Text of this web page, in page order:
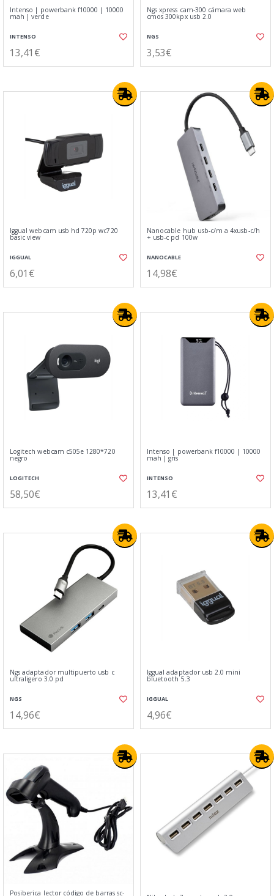
Intenso | powerbank f10000 | 10000
mah | verde
INTENSO
13,41€
Ngs xpress cam-300 cámara web
cmos 300kpx usb 2.0
NGS
3,53€
Iggual webcam usb hd 720p wc720
basic view
IGGUAL
6,01€
Nanocable hub usb-c/m a 4xusb-c/h
+ usb-c pd 100w
NANOCABLE
14,98€
Logitech webcam c505e 1280*720
negro
LOGITECH
58,50€
Intenso | powerbank f10000 | 10000
mah | gris
INTENSO
13,41€
Ngs adaptador multipuerto usb c
ultraligero 3.0 pd
NGS
14,96€
Iggual adaptador usb 2.0 mini
bluetooth 5.3
IGGUAL
4,96€
Posiberica lector código de barras sc-